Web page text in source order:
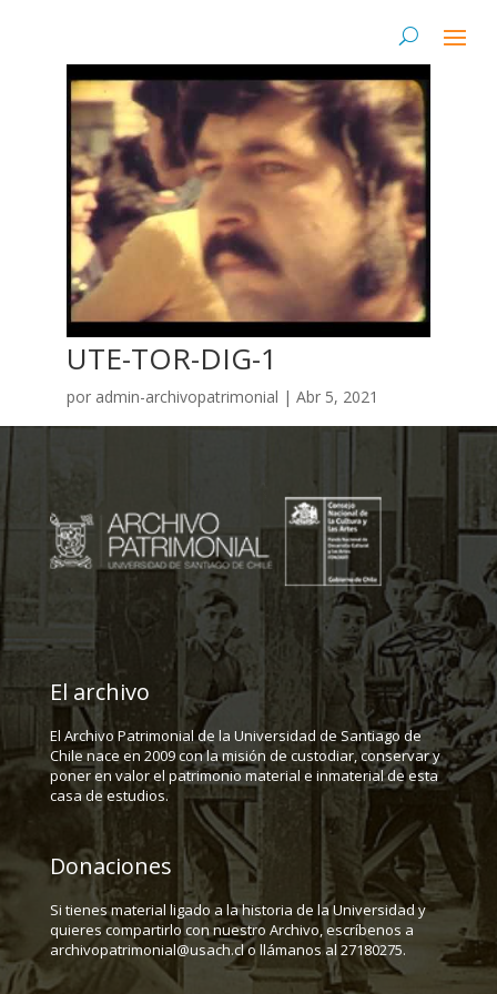
UTE-TOR-DIG-1
por admin-archivopatrimonial | Abr 5, 2021
El archivo
El Archivo Patrimonial de la Universidad de Santiago de
Chile nace en 2009 con la misión de custodiar, conservar y
poner en valor el patrimonio material e inmaterial de esta
casa de estudios.
Donaciones
Si tienes material ligado a la historia de la Universidad y
quieres compartirlo con nuestro Archivo, escríbenos a
archivopatrimonial@usach.cl o llámanos al 27180275.